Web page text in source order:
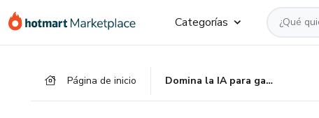
Categorías
Página de inicio Domina la IA para ganar dinero Ve más allá de ChatGPT y crea múltiples fuentes de ingreso automatizado